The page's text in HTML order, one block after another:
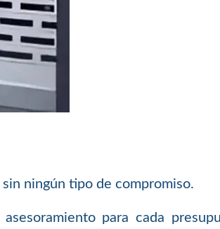
sin ningún tipo de compromiso.
para cada